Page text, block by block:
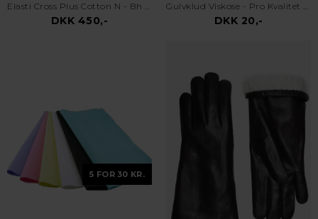
Elasti Cross Plus Cotton N - Bh uden bøjle - Hvid
DKK 450,-
Gulvklud Viskose - Pro Kvalitet - Orange
DKK 20,-
5 FOR 30 KR.